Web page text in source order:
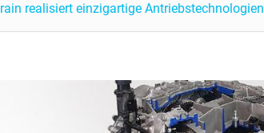
realisiert einzigartige Antriebstechnologien